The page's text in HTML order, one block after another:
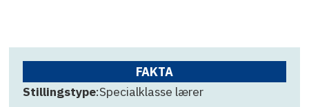
FAKTA
Stillingstype:Specialklasse lærer